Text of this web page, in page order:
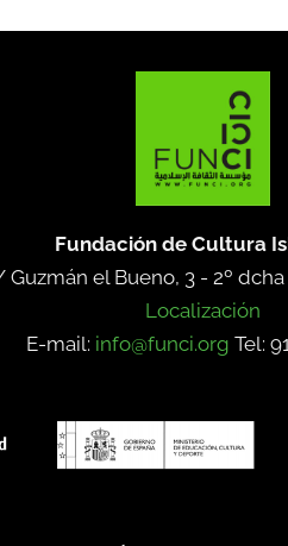
Fundación de Cultura
Guzmán el Bueno, 3 - 2º dcha
Localización
E-mail: info@funci.org Tel: